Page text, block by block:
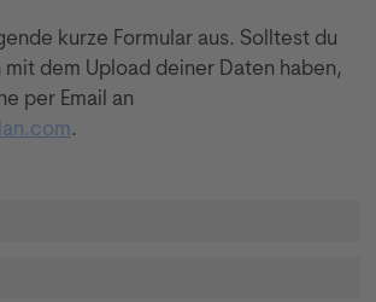
kurze Formular aus. Solltest du
dem Upload deiner Daten haben,
per Email an
.